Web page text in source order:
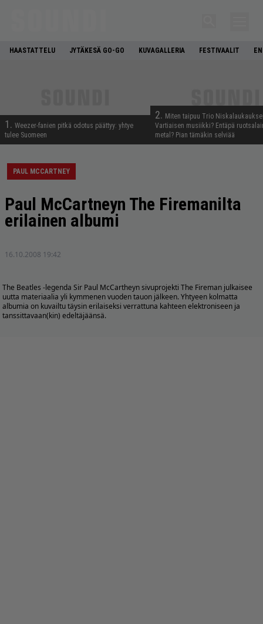
HAASTATTELU JYTÄKESÄ GO-GO KUVAGALLERIA FESTIVAALIT
1. Weezer-fanien pitkä odotus päättyy: yhtye
tulee Suomeen
2. Miten taipuu Trio
Vartiaisen musiikki? Entäpä
metal? Pian tämäkin selviää
PAUL MCCARTNEY
Paul McCartneyn The Firemanilta
erilainen albumi
16.10.2008 19:42
The Beatles -legenda Sir Paul McCartheyn sivuprojekti The Fireman julkaisee
uutta materiaalia yli kymmenen vuoden tauon jälkeen. Yhtyeen kolmatta
albumia on kuvailtu täysin erilaiseksi verrattuna kahteen elektroniseen ja
tanssittavaan(kin) edeltäjäänsä.